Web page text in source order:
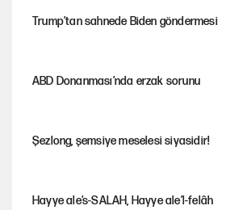
Trump’tan sahnede Biden göndermesi
ABD Donanması’nda erzak sorunu
Şezlong, şemsiye meselesi siyasidir!
Hayye ale’s-SALAH, Hayye ale’l-felâh